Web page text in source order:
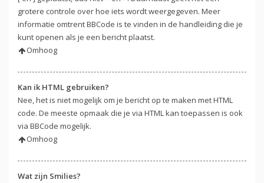
grotere controle over hoe iets wordt weergegeven. Meer
informatie omtrent BBCode is te vinden in de handleiding die je
kunt openen als je een bericht plaatst.
Omhoog
Kan ik HTML gebruiken?
Nee, het is niet mogelijk om je bericht op te maken met HTML
code. De meeste opmaak die je via HTML kan toepassen is ook
via BBCode mogelijk.
Omhoog
Wat zijn Smilies?